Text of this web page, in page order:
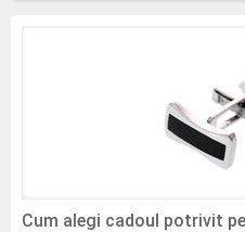
Cum alegi cadoul potrivit